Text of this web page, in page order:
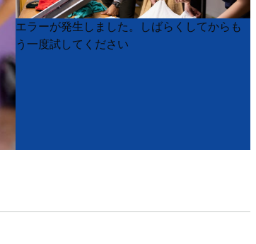
Product
List
Product
List
エラーが発生しました。しばらくしてからも
う一度試してください